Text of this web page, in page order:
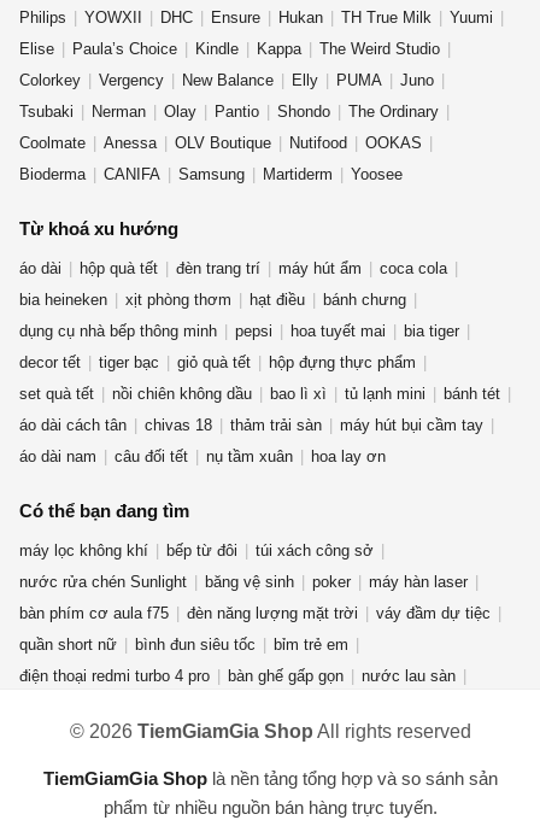
Philips
YOWXII DHC Ensure Hukan TH True Milk
Yuumi
Elise
Paula’s Choice Kindle Kappa
The Weird Studio
Colorkey
Vergency New Balance Elly PUMA
Juno
Tsubaki
Nerman Olay Pantio Shondo
The Ordinary
Coolmate
Anessa OLV Boutique Nutifood
OOKAS
Bioderma
CANIFA Samsung Martiderm Yoosee
Từ khoá xu hướng
áo dài hộp quà tết đèn trang trí máy hút ẩm
coca cola
bia heineken
xịt phòng thơm hạt điều
bánh chưng
dụng cụ nhà bếp thông minh
pepsi hoa tuyết mai
bia tiger
decor tết
tiger bạc giỏ quà tết
hộp đựng thực phẩm
set quà tết
nồi chiên không dầu bao lì xì tủ lạnh mini
bánh tét
áo dài cách tân
chivas 18 thảm trải sàn
máy hút bụi cầm tay
áo dài nam
câu đối tết nụ tầm xuân hoa lay ơn
Có thể bạn đang tìm
máy lọc không khí bếp từ đôi
túi xách công sở
nước rửa chén Sunlight
băng vệ sinh poker
máy hàn laser
bàn phím cơ aula f75
đèn năng lượng mặt trời
váy đầm dự tiệc
quần short nữ
bình đun siêu tốc
bỉm trẻ em
điện thoại redmi turbo 4 pro
bàn ghế gấp gọn
nước lau sàn
máy giặt cửa ngang
phụ kiện thời trang
áo khoác nam
nước hoa mini
gấu bông hải cẩu bột giặt OMO
máy xay sinh tố
máy hút ẩm kem forencos trắng túi đeo
© 2026 TiemGiamGia Shop All rights reserved
TiemGiamGia Shoplà nền tảng tổng hợp và so sánh sản
phẩm từ nhiều nguồn bán hàng trực tuyến.